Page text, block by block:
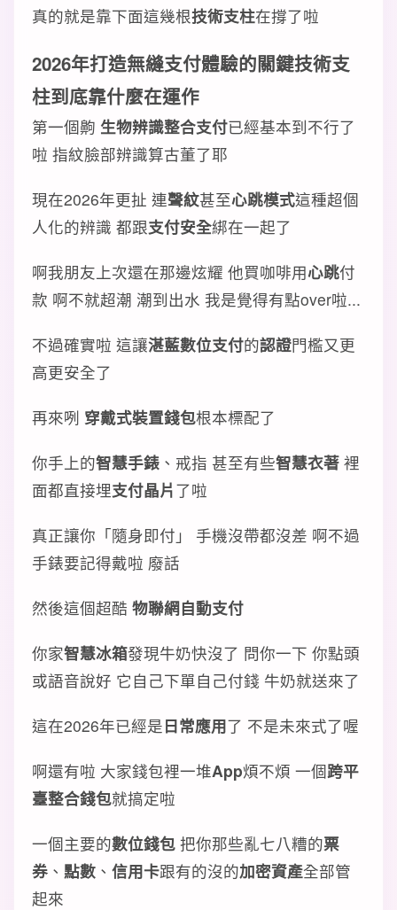
真的就是靠下面這幾根技術支柱在撐了啦
2026年打造無縫支付體驗的關鍵技術支
柱到底靠什麼在運作
第一個齁 生物辨識整合支付已經基本到不行了
啦 指紋臉部辨識算古董了耶
現在2026年更扯 連聲紋甚至心跳模式這種超個
人化的辨識 都跟支付安全綁在一起了
啊我朋友上次還在那邊炫耀 他買咖啡用心跳付
款 啊不就超潮 潮到出水 我是覺得有點over啦...
不過確實啦 這讓湛藍數位支付的認證門檻又更
高更安全了
再來咧 穿戴式裝置錢包根本標配了
你手上的智慧手錶 、戒指 甚至有些智慧衣著 裡
面都直接埋支付晶片了啦
真正讓你「隨身即付」 手機沒帶都沒差 啊不過
手錶要記得戴啦 廢話
然後這個超酷 物聯網自動支付
你家智慧冰箱發現牛奶快沒了 問你一下 你點頭
或語音說好 它自己下單自己付錢 牛奶就送來了
這在2026年已經是日常應用了 不是未來式了喔
啊還有啦 大家錢包裡一堆App煩不煩 一個跨平
臺整合錢包就搞定啦
一個主要的數位錢包 把你那些亂七八糟的票
券 、 點數 、 信用卡跟有的沒的加密資產全部管
起來